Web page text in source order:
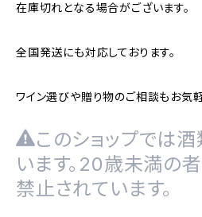
在庫切れとなる場合がございます。
全国発送にも対応しております。
ワイン選びや贈り物のご相談もお気
このショップでは
います。20歳未満の
禁止されています。